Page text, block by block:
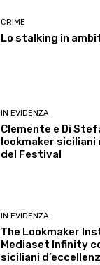
CRIME
Lo stalking in
IN EVIDENZA
Clemente e Di
lookmaker
del Festival
IN EVIDENZA
The Lookmaker
Mediaset Infinity
siciliani